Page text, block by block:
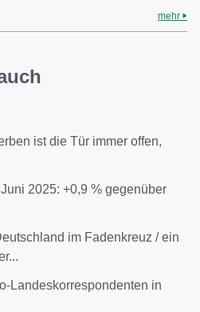
mehr
ist die Tür immer offen,
2025: +0,9 % gegenüber
im Fadenkreuz / ein
Landeskorrespondenten in